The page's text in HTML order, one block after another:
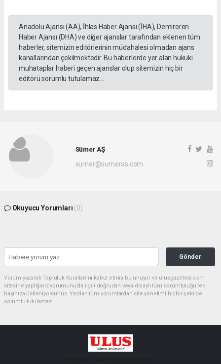
Anadolu Ajansı (AA), İhlas Haber Ajansı (İHA), Demirören
Haber Ajansı (DHA) ve diğer ajanslar tarafından eklenen tüm
haberler, sitemizin editörlerinin müdahalesi olmadan ajans
kanallarından çekilmektedir. Bu haberlerde yer alan hukuki
muhataplar haberi geçen ajanslar olup sitemizin hiç bir
editörü sorumlu tutulamaz...
Sümer AŞ
sumer@sumeras.com
Okuyucu Yorumları (0)
Gönder
Yorum yazarak Topluluk Kuralları’nı kabul etmiş bulunuyor ve ulusgazetesi.com
sitesine yaptığınız yorumunuzla ilgili doğrudan veya dolaylı tüm sorumluluğu tek
başınıza üstleniyorsunuz. Yazılan tüm yorumlardan site yönetimi hiçbir şekilde
sorumlu tutulamaz.